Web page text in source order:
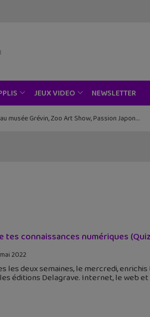
JEUX VIDEO NEWSLETTER
musée Grévin, Zoo Art Show, Passion Japon…
tes connaissances numériques
2022
les deux semaines, le mercredi,
éditions Delagrave. Internet, le web